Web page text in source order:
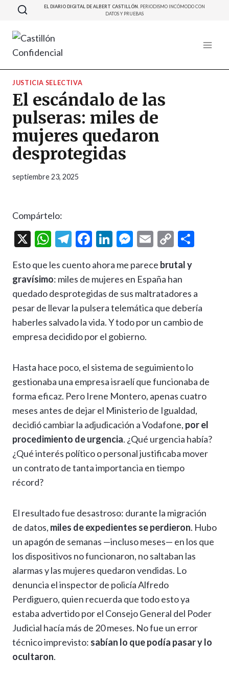
Saltar
contenido
EL DIARIO DIGITAL DE ALBERT CASTILLÓN. PERIODISMO INCÓMODO CON
DATOS Y PRUEBAS
JUSTICIA SELECTIVA
El escándalo de las
pulseras: miles de
mujeres quedaron
desprotegidas
septiembre 23, 2025
Compártelo:
X
W
at
s
A
p
p
T
e
gr
a
m
F
e
b
o
o
k
Li
ke
dI
n
M
se
n
g
er
E
ai
l
C
p
y
Li
n
p
ar
ti
Esto que les cuento ahora me parece brutal y
gravísimo: miles de mujeres en España han
quedado desprotegidas de sus maltratadores a
pesar de llevar la pulsera telemática que debería
haberles salvado la vida. Y todo por un cambio de
empresa decidido por el gobierno.
Hasta hace poco, el sistema de seguimiento lo
gestionaba una empresa israelí que funcionaba de
forma eficaz. Pero Irene Montero, apenas cuatro
meses antes de dejar el Ministerio de Igualdad,
decidió cambiar la adjudicación a Vodafone, por el
procedimiento de urgencia. ¿Qué urgencia había?
¿Qué interés político o personal justificaba mover
un contrato de tanta importancia en tiempo
récord?
El resultado fue desastroso: durante la migración
de datos, miles de expedientes se perdieron. Hubo
un apagón de semanas —incluso meses— en los que
los dispositivos no funcionaron, no saltaban las
alarmas y las mujeres quedaron vendidas. Lo
denuncia el inspector de policía Alfredo
Perdiguero, quien recuerda que todo esto ya
estaba advertido por el Consejo General del Poder
Judicial hacía más de 20 meses. No fue un error
técnico imprevisto: sabían lo que podía pasar y lo
ocultaron.